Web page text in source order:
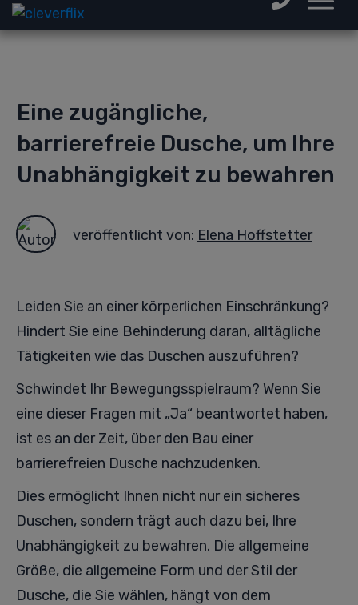
Eine zugängliche,
barrierefreie Dusche, um Ihre
Unabhängigkeit zu bewahren
veröffentlicht von: Elena Hoffstetter
Leiden Sie an einer körperlichen Einschränkung?
Hindert Sie eine Behinderung daran, alltägliche
Tätigkeiten wie das Duschen auszuführen?
Schwindet Ihr Bewegungsspielraum? Wenn Sie
eine dieser Fragen mit „Ja“ beantwortet haben,
ist es an der Zeit, über den Bau einer
barrierefreien Dusche nachzudenken.
Dies ermöglicht Ihnen nicht nur ein sicheres
Duschen, sondern trägt auch dazu bei, Ihre
Unabhängigkeit zu bewahren. Die allgemeine
Größe, die allgemeine Form und der Stil der
Dusche, die Sie wählen, hängt von dem